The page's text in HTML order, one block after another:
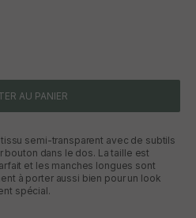
AU PANIER
semi-transparent avec de subtils
dans le dos. La taille est
et les manches longues sont
à porter aussi bien pour un look
spécial.